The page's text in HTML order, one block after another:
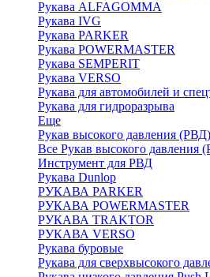
Рукава ALFAGOMMA
Рукава IVG
Рукава PARKER
Рукава POWERMASTER
Рукава SEMPERIT
Рукава VERSO
Рукава для автомобилей и
Рукава для гидроразрыва
Еще
Рукав высокого давления (РВД)
Все Рукав высокого давления
Инструмент для РВД
Рукава Dunlop
РУКАВА PARKER
РУКАВА POWERMASTER
РУКАВА TRAKTOR
РУКАВА VERSO
Рукава буровые
Рукава для сверхвысокого